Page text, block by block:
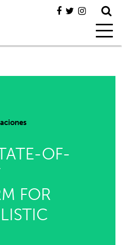
OF-
FOR